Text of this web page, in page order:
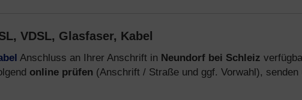
VDSL, Glasfaser, Kabel
Anschluss an Ihrer Anschrift in Neundorf bei Schleiz
online prüfen (Anschrift / Straße und ggf. Vorwahl), senden